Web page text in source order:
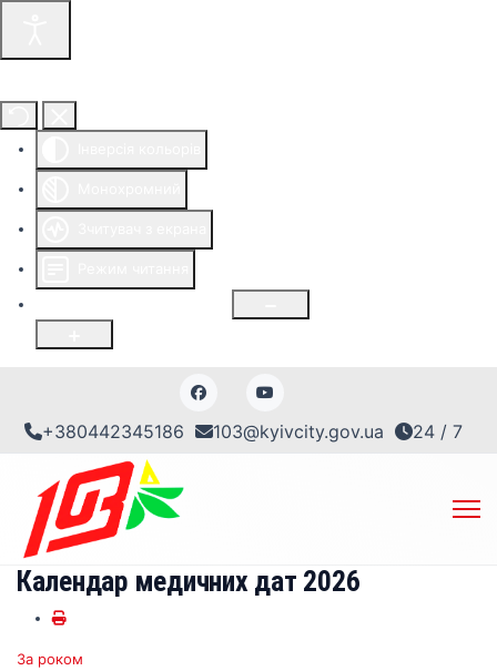
+380442345186 103@kyivcity.gov.ua 24 / 7
Календар медичних дат 2026
За роком